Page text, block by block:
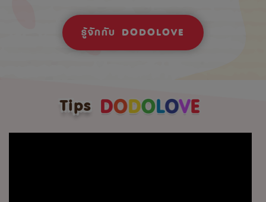
รู้จักกับ DODOLOVE
Tips